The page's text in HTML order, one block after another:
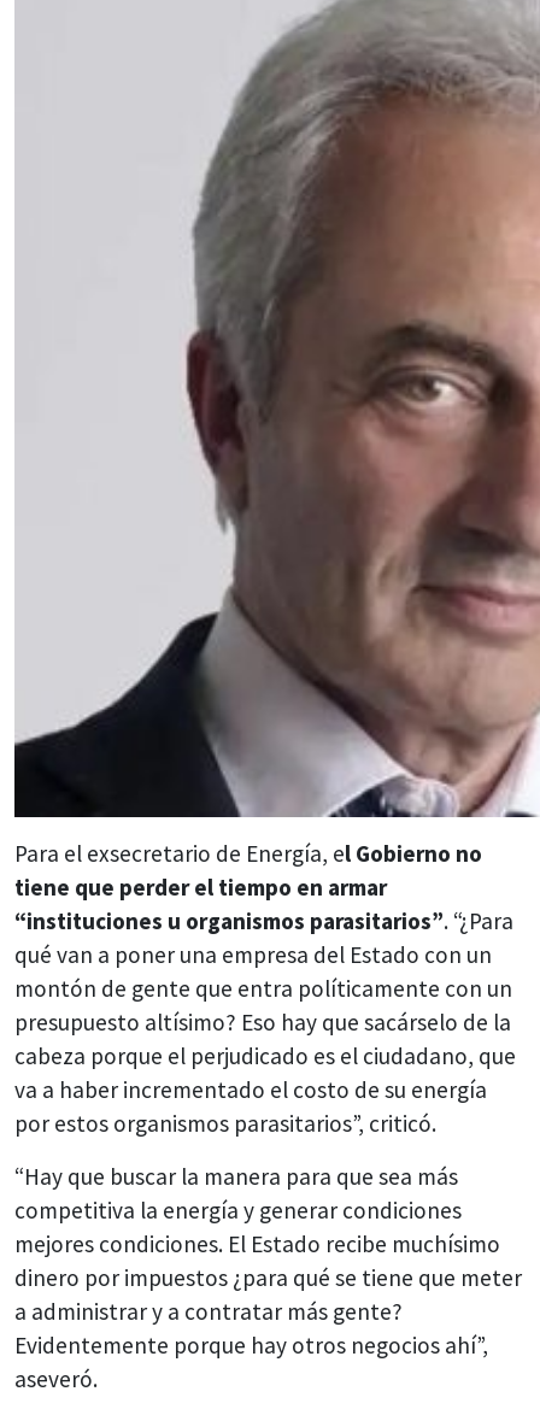
Para el exsecretario de Energía, el Gobierno no
tiene que perder el tiempo en armar
“instituciones u organismos parasitarios”. “¿Para
qué van a poner una empresa del Estado con un
montón de gente que entra políticamente con un
presupuesto altísimo? Eso hay que sacárselo de la
cabeza porque el perjudicado es el ciudadano, que
va a haber incrementado el costo de su energía
por estos organismos parasitarios”, criticó.
“Hay que buscar la manera para que sea más
competitiva la energía y generar condiciones
mejores condiciones. El Estado recibe muchísimo
dinero por impuestos ¿para qué se tiene que meter
a administrar y a contratar más gente?
Evidentemente porque hay otros negocios ahí”,
aseveró.